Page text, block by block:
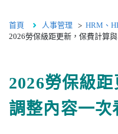
海外服務
更多文章
聯絡我們
首頁 人事管理
HRM、
2026勞保級
調整內容一次